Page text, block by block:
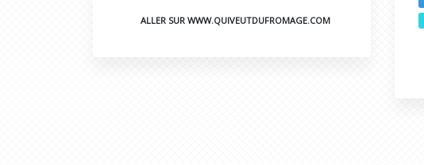
ALLER SUR WWW.QUIVEUTDUFROMAGE.COM